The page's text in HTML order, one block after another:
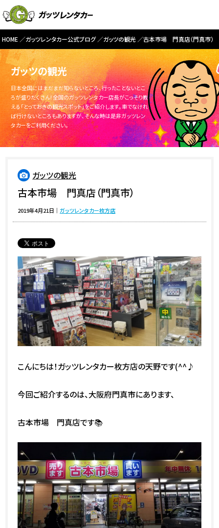
HOME ガッツレンタカー公式ブログ ガッツの観光 古本市場 門真店（門真市）
ガッツの観光
日本全国にはまだまだ知らないところ、行ったことないとこ
ろが盛りだくさん！全国のガッツレンタカー店長がこっそり教
える「とっておきの観光スポット」をご紹介します。車でなけれ
ば行けないところもありますが、そんな時は是非ガッツレン
タカーをご利用ください。
ガッツの観光
古本市場 門真店（門真市）
2019年4月21日 ｜ガッツレンタカー枚方店
こんにちは！ガッツレンタカー枚方店の天野です(^^♪
今回ご紹介するのは、大阪府門真市にあります、
古本市場 門真店です📚